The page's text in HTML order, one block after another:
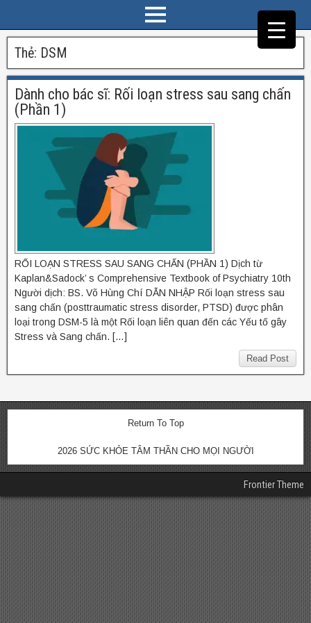
Thẻ: DSM
Dành cho bác sĩ: Rối loạn stress sau sang chấn
(Phần 1)
RỐI LOẠN STRESS SAU SANG CHẤN (PHẦN 1) Dịch từ
Kaplan&Sadock’ s Comprehensive Textbook of Psychiatry 10th
Người dịch: BS. Võ Hùng Chí DẪN NHẬP Rối loạn stress sau
sang chấn (posttraumatic stress disorder, PTSD) được phân
loại trong DSM-5 là một Rối loạn liên quan đến các Yếu tố gây
Stress và Sang chấn. […]
Read Post
Return To Top
2026 SỨC KHỎE TÂM THẦN CHO MỌI NGƯỜI
Frontier Theme